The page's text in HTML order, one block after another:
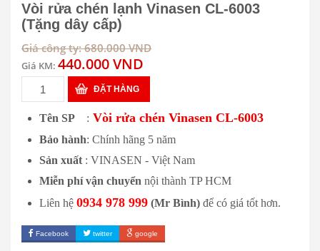
Vòi rửa chén lạnh Vinasen CL-6003
(Tặng dây cấp)
Giá công ty: 680.000 VND
Giá KM: 440.000 VND
ĐẶT HÀNG
Tên SP : Vòi rửa chén Vinasen CL-6003
Bảo hành: Chính hãng 5 năm
Sản xuất : VINASEN - Việt Nam
Miễn phí vận chuyển nội thành TP HCM
Liên hệ 0934 978 999 (Mr Bình) để có giá tốt hơn.
Facebook twitter google